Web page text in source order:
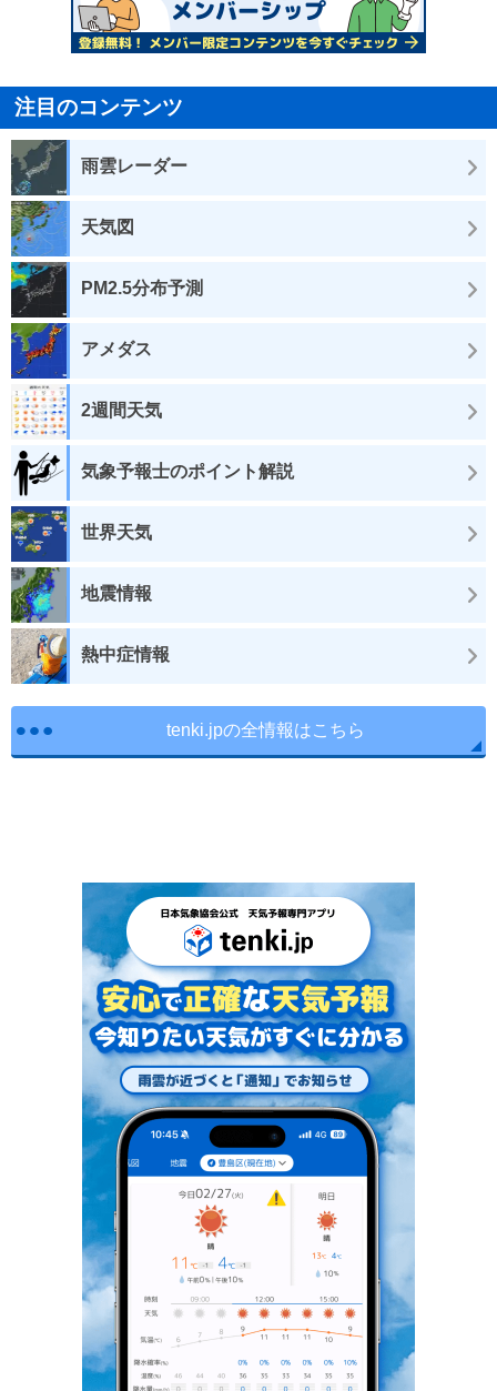
注目のコンテンツ
雨雲レーダー
天気図
PM2.5分布予測
アメダス
2週間天気
気象予報士のポイント解説
世界天気
地震情報
熱中症情報
tenki.jpの全情報はこちら